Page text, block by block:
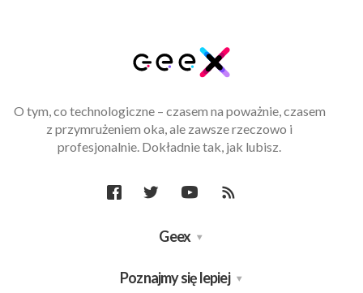
O tym, co technologiczne – czasem na poważnie, czasem
z przymrużeniem oka, ale zawsze rzeczowo i
profesjonalnie. Dokładnie tak, jak lubisz.
Geex
Poznajmy się lepiej